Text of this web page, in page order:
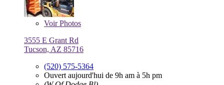
VoirPhotos
3555 E Grant Rd
Tucson, AZ 85716
(520) 575-5364
Ouvert aujourd'hui de 9h am à 5h pm